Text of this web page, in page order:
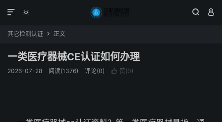
  

其它检测认证  正文
一类医疗器械CE认证如何办理
2026-07-28 阅读(1376) 评论(0)  赞(0)